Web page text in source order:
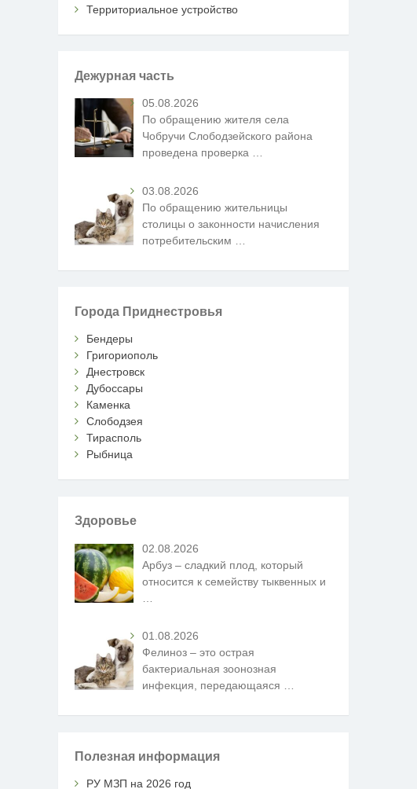
Территориальное устройство
Дежурная часть
05.08.2026
По обращению жителя села
Чобручи Слободзейского района
проведена проверка …
03.08.2026
По обращению жительницы
столицы о законности начисления
потребительским
Города Приднестровья
Бендеры
Григориополь
Днестровск
Дубоссары
Каменка
Слободзея
Тирасполь
Рыбница
Здоровье
02.08.2026
Арбуз – сладкий плод, который
относится к семейству тыквенных и
01.08.2026
Фелиноз – это острая
бактериальная зоонозная
инфекция, передающаяся
Полезная информация
РУ МЗП на 2026 год